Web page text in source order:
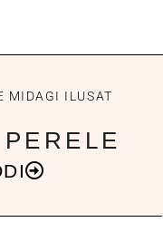
MIDAGI ILUSAT